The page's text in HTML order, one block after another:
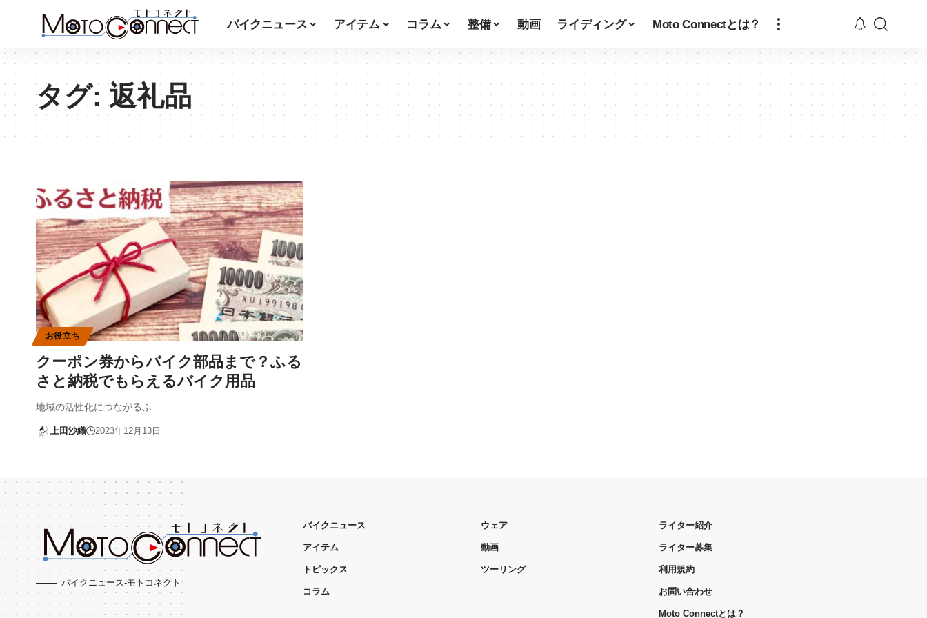
バイクニュース アイテム コラム 整備 動画 ライディング Moto Connectとは？
タグ:返礼品
お役立ち
クーポン券からバイク部品まで？ふる
さと納税でもらえるバイク用品
地域の活性化につながるふ…
上田沙織 2023年12月13日
バイクニュース-モトコネクト
バイクニュース
アイテム
トピックス
コラム
ウェア
動画
ツーリング
ライター紹介
ライター募集
利用規約
お問い合わせ
Moto Connectとは？